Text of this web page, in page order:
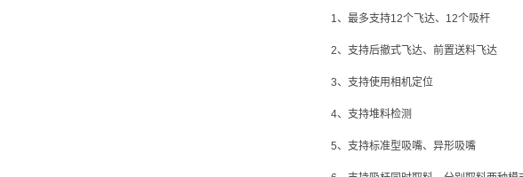
1、最多支持12个飞达、12个吸杆
2、支持后撤式飞达、前置送料飞达
3、支持使用相机定位
4、支持堆料检测
5、支持标准型吸嘴、异形吸嘴